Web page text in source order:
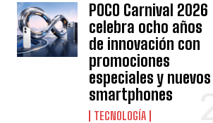
POCO Carnival 2026
celebra ocho años
de innovación con
promociones
especiales y nuevos
smartphones
TECNOLOGÍA